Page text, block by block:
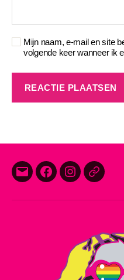
Mijn naam, e-mail en site
volgende keer wanneer ik
E-
Facebook
Instagram